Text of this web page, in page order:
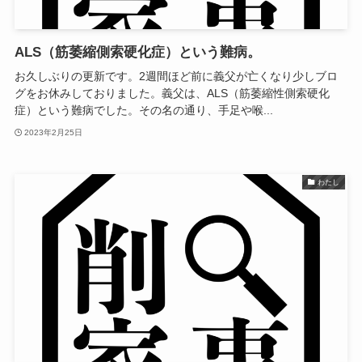
ALS（筋萎縮側索硬化症）という難病。
お久しぶりの更新です。2週間ほど前に義父が亡くなり少しブロ
グをお休みしておりました。義父は、ALS（筋萎縮性側索硬化
症）という難病でした。その名の通り、手足や喉...
2023年2月25日
わたし